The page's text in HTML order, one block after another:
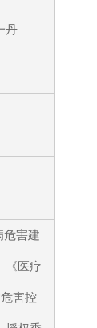
丹
危害建
《医疗
害控